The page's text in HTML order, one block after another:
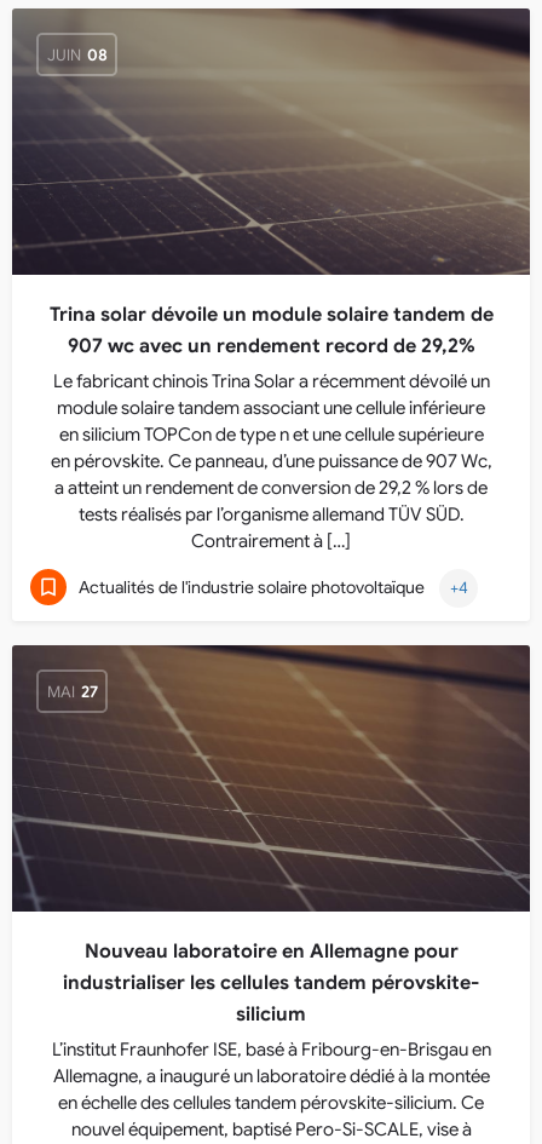
JUIN 08
Trina solar dévoile un module solaire tandem de
907 wc avec un rendement record de 29,2%
Le fabricant chinois Trina Solar a récemment dévoilé un
module solaire tandem associant une cellule inférieure
en silicium TOPCon de type n et une cellule supérieure
en pérovskite. Ce panneau, d’une puissance de 907 Wc,
a atteint un rendement de conversion de 29,2 % lors de
tests réalisés par l’organisme allemand TÜV SÜD.
Contrairement à […]
Actualités de l'industrie solaire photovoltaïque +4
MAI 27
Nouveau laboratoire en Allemagne pour
industrialiser les cellules tandem pérovskite-
silicium
L’institut Fraunhofer ISE, basé à Fribourg-en-Brisgau en
Allemagne, a inauguré un laboratoire dédié à la montée
en échelle des cellules tandem pérovskite-silicium. Ce
nouvel équipement, baptisé Pero-Si-SCALE, vise à